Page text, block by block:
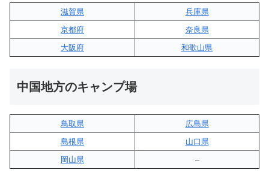
滋賀県
兵庫県
京都府
奈良県
大阪府
和歌山県
中国地方のキャンプ場
鳥取県
広島県
島根県
山口県
岡山県
–